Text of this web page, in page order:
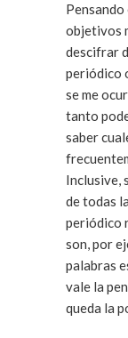
objetivos
descifrar
periódico
se me ocurrió un
tanto
saber
Inclusive,
de todas
periódico representan esas palabras. Si estas
son, por
palabras
vale la pena
queda la